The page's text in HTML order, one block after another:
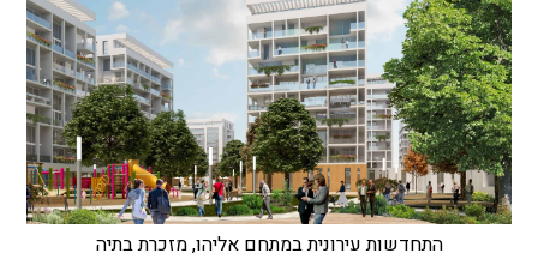
התחדשות עירונית במתחם אליהו, מזכרת בתיה